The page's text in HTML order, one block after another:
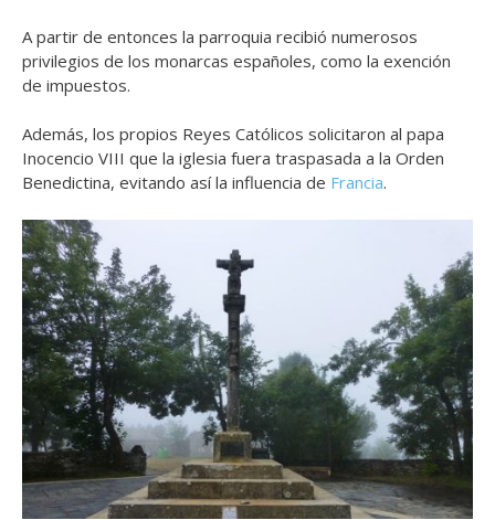
A partir de entonces la parroquia recibió numerosos
privilegios de los monarcas españoles, como la exención
de impuestos.
Además, los propios Reyes Católicos solicitaron al papa
Inocencio VIII que la iglesia fuera traspasada a la Orden
Benedictina, evitando así la influencia de Francia.